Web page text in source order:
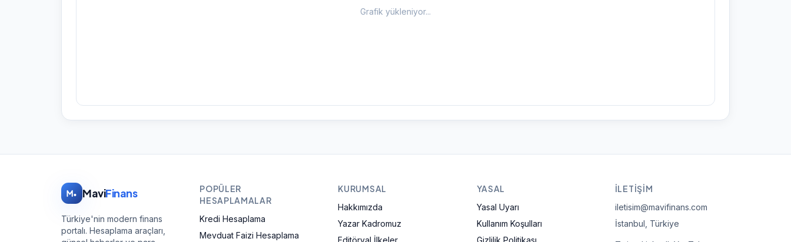
Grafik yükleniyor...
MaviFinans
Türkiye'nin modern finans
portalı. Hesaplama araçları,
POPÜLER
HESAPLAMALAR
Kredi Hesaplama
Mevduat Faizi Hesaplama
KURUMSAL
Hakkımızda
Yazar Kadromuz
Editöryal İlkeler
YASAL
Yasal Uyarı
Kullanım Koşulları
Gizlilik Politikası
İLETIŞIM
iletisim@mavifinans.com
İstanbul, Türkiye